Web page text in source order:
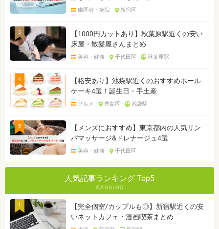
歯医者・病院 新宿区
3
【1000円カットあり】秋葉原駅近くの安い
床屋・散髪屋さんまとめ
美容・健康 千代田区 秋葉原駅
4
【格安あり】池袋駅近くのおすすめホール
ケーキ4選！誕生日・手土産
グルメ 豊島区 池袋駅
5
【メンズにおすすめ】東京都内の人気リン
パマッサージ&ドレナージュ4選
美容・健康 千代田区
人気記事ランキング Top5
1
【完全個室/カップルも◎】新宿駅近くの安
いネットカフェ・漫画喫茶まとめ